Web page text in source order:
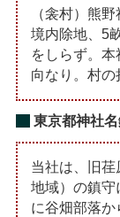
（衾村）熊野
境内除地、5
をしらず。
向なり。村の
東京都神社
当社は、旧荏
地域）の鎮守
に谷畑部落